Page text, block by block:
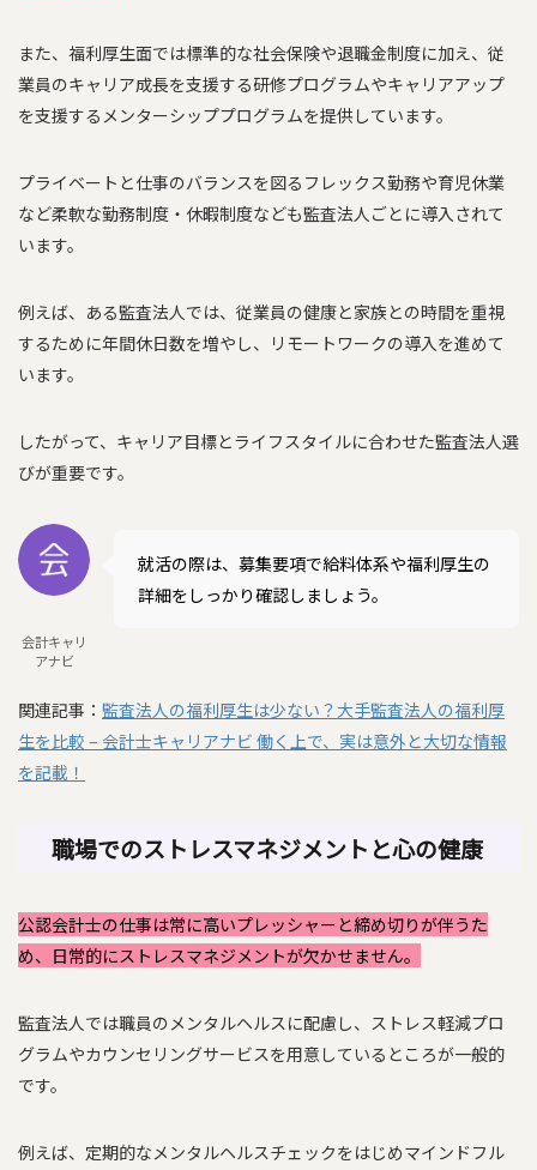
また、福利厚生面では標準的な社会保険や退職金制度に加え、従
業員のキャリア成長を支援する研修プログラムやキャリアアップ
を支援するメンターシッププログラムを提供しています。
プライベートと仕事のバランスを図るフレックス勤務や育児休業
など柔軟な勤務制度・休暇制度なども監査法人ごとに導入されて
います。
例えば、ある監査法人では、従業員の健康と家族との時間を重視
するために年間休日数を増やし、リモートワークの導入を進めて
います。
したがって、キャリア目標とライフスタイルに合わせた監査法人選
びが重要です。
会計キャリ
アナビ
就活の際は、募集要項で給料体系や福利厚生の
詳細をしっかり確認しましょう。
関連記事： 監査法人の福利厚生は少ない？大手監査法人の福利厚
生を比較 – 会計士キャリアナビ 働く上で、実は意外と大切な情報
を記載！
職場でのストレスマネジメントと心の健康
公認会計士の仕事は常に高いプレッシャーと締め切りが伴うた
め、日常的にストレスマネジメントが欠かせません。
監査法人では職員のメンタルヘルスに配慮し、ストレス軽減プロ
グラムやカウンセリングサービスを用意しているところが一般的
です。
例えば、定期的なメンタルヘルスチェックをはじめマインドフル